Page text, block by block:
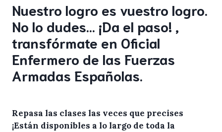
Nuestro logro es vuestro logro.
No lo dudes… ¡Da el paso! ,
transfórmate en Oficial
Enfermero de las Fuerzas
Armadas Españolas.
Repasa las clases las veces que precises
¡Están disponibles a lo largo de toda la